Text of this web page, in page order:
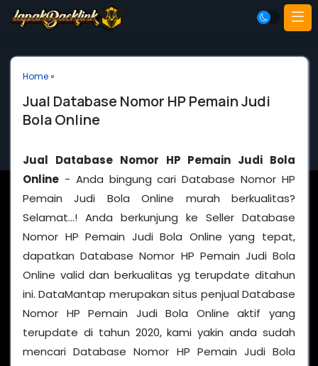
Home»
Jual Database Nomor HP Pemain Judi
Bola Online
Jual Database Nomor HP Pemain Judi Bola
Online - Anda bingung cari Database Nomor HP
Pemain Judi Bola Online murah berkualitas?
Selamat…! Anda berkunjung ke Seller Database
Nomor HP Pemain Judi Bola Online yang tepat,
dapatkan Database Nomor HP Pemain Judi Bola
Online valid dan berkualitas yg terupdate ditahun
ini. DataMantap merupakan situs penjual Database
Nomor HP Pemain Judi Bola Online aktif yang
terupdate di tahun 2020, kami yakin anda sudah
mencari Database Nomor HP Pemain Judi Bola